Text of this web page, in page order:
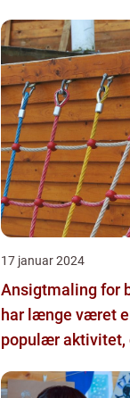
17 januar 2024
Ansigtmaling for
har længe været
populær aktivitet,
enhver fest eller